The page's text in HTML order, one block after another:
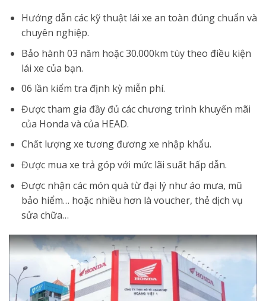
Hướng dẫn các kỹ thuật lái xe an toàn đúng chuẩn và
chuyên nghiệp.
Bảo hành 03 năm hoặc 30.000km tùy theo điều kiện
lái xe của bạn.
06 lần kiểm tra định kỳ miễn phí.
Được tham gia đầy đủ các chương trình khuyến mãi
của Honda và của HEAD.
Chất lượng xe tương đương xe nhập khẩu.
Được mua xe trả góp với mức lãi suất hấp dẫn.
Được nhận các món quà từ đại lý như áo mưa, mũ
bảo hiểm… hoặc nhiều hơn là voucher, thẻ dịch vụ
sửa chữa…